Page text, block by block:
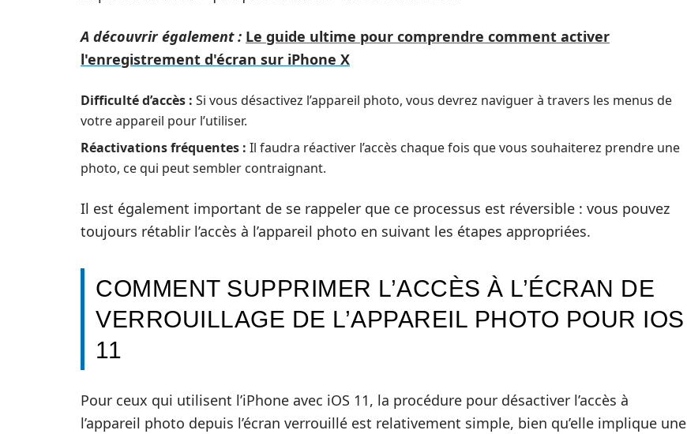
A découvrir également : Le guide ultime pour comprendre comment activer
l'enregistrement d'écran sur iPhone X
Difficulté d’accès : Si vous désactivez l’appareil photo, vous devrez naviguer à travers les menus de
votre appareil pour l’utiliser.
Réactivations fréquentes : Il faudra réactiver l’accès chaque fois que vous souhaiterez prendre une
photo, ce qui peut sembler contraignant.
Il est également important de se rappeler que ce processus est réversible : vous pouvez
toujours rétablir l’accès à l’appareil photo en suivant les étapes appropriées.
COMMENT SUPPRIMER L’ACCÈS À L’ÉCRAN DE
VERROUILLAGE DE L’APPAREIL PHOTO POUR IOS
11
Pour ceux qui utilisent l’iPhone avec iOS 11, la procédure pour désactiver l’accès à
l’appareil photo depuis l’écran verrouillé est relativement simple, bien qu’elle implique une